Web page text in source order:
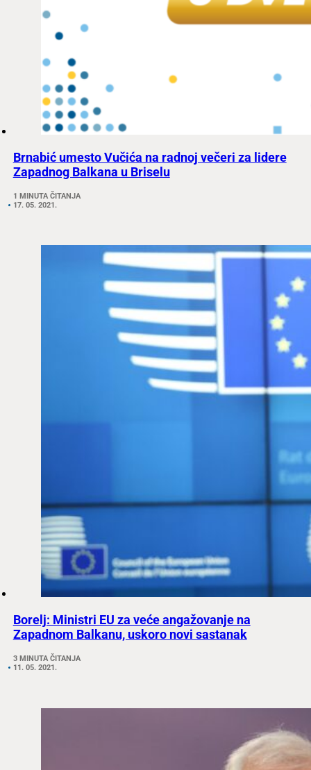
Brnabić umesto Vučića na radnoj večeri za lidere
Zapadnog Balkana u Briselu
1 MINUTA ČITANJA
17. 05. 2021.
Borelj: Ministri EU za veće angažovanje na
Zapadnom Balkanu, uskoro novi sastanak
3 MINUTA ČITANJA
11. 05. 2021.